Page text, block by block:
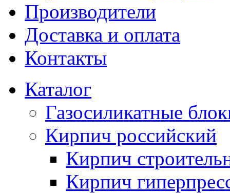
Производители
Доставка и оплата
Контакты
Каталог
Газосиликатные
Кирпич российский
Кирпич
Кирпич